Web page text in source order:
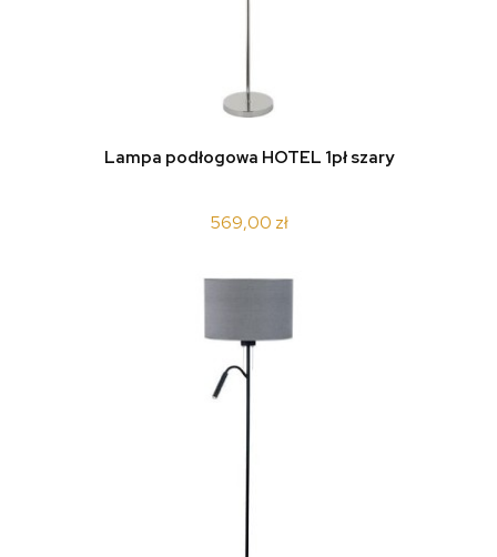
Lampa podłogowa HOTEL 1pł szary
569,00 zł